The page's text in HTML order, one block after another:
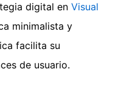
digital en Visual
minimalista y
facilita su
de usuario.